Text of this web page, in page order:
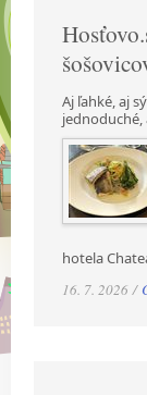
Aj ľahké, aj
jednoduché,
hotela
16. 7. 2026 /